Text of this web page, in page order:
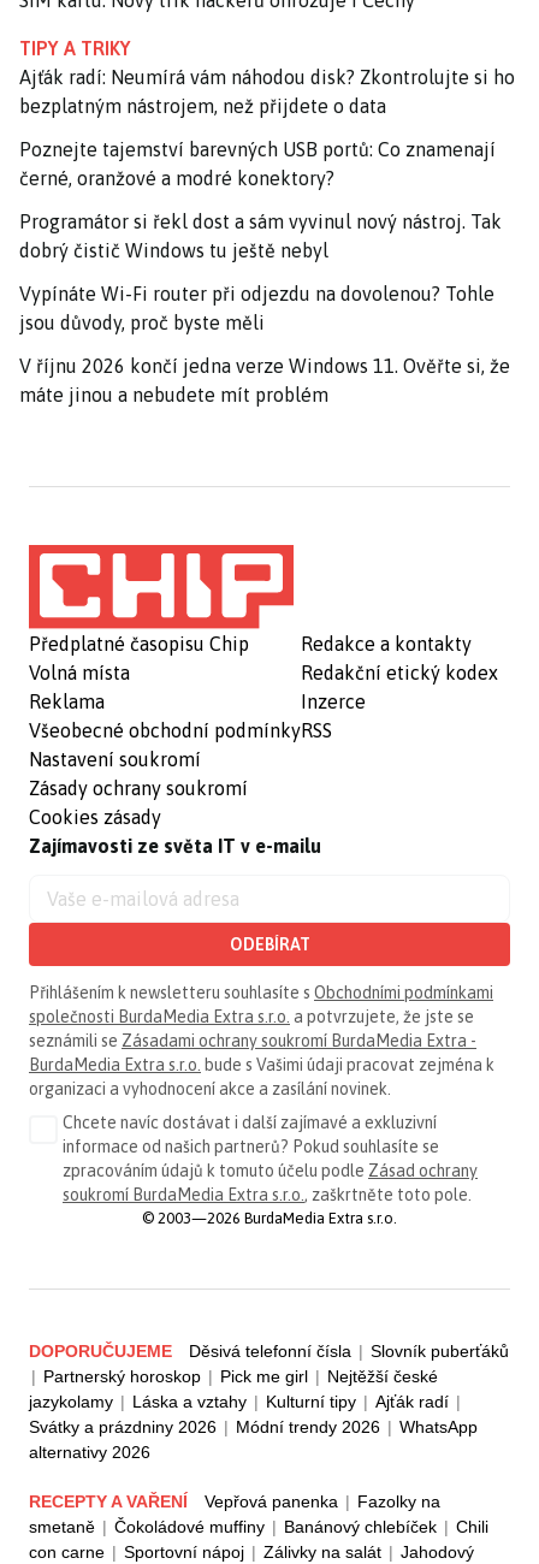
TIPY A TRIKY
Ajťák radí: Neumírá vám náhodou disk? Zkontrolujte si ho
bezplatným nástrojem, než přijdete o data
Poznejte tajemství barevných USB portů: Co znamenají
černé, oranžové a modré konektory?
Programátor si řekl dost a sám vyvinul nový nástroj. Tak
dobrý čistič Windows tu ještě nebyl
Vypínáte Wi-Fi router při odjezdu na dovolenou? Tohle
jsou důvody, proč byste měli
V říjnu 2026 končí jedna verze Windows 11. Ověřte si, že
máte jinou a nebudete mít problém
Předplatné časopisu Chip
Volná místa
Reklama
Všeobecné obchodní podmínky
Nastavení soukromí
Zásady ochrany soukromí
Cookies zásady
Redakce a kontakty
Redakční etický kodex
Inzerce
RSS
Zajímavosti ze světa IT v e-mailu
ODEBÍRAT
Přihlášením k newsletteru souhlasíte s Obchodními podmínkami
společnosti BurdaMedia Extra s.r.o. a potvrzujete, že jste se
seznámili se Zásadami ochrany soukromí BurdaMedia Extra -
BurdaMedia Extra s.r.o. bude s Vašimi údaji pracovat zejména k
organizaci a vyhodnocení akce a zasílání novinek.
Chcete navíc dostávat i další zajímavé a exkluzivní
informace od našich partnerů? Pokud souhlasíte se
zpracováním údajů k tomuto účelu podle Zásad ochrany
soukromí BurdaMedia Extra s.r.o., zaškrtněte toto pole.
© 2003—2026 BurdaMedia Extra s.r.o.
DOPORUČUJEME Děsivá telefonní čísla | Slovník puberťáků
| Partnerský horoskop | Pick me girl | Nejtěžší české
jazykolamy | Láska a vztahy | Kulturní tipy | Ajťák radí |
Svátky a prázdniny 2026 | Módní trendy 2026 | WhatsApp
alternativy 2026
RECEPTY A VAŘENÍ Vepřová panenka | Fazolky na
smetaně | Čokoládové muffiny | Banánový chlebíček | Chili
con carne | Sportovní nápoj | Zálivky na salát | Jahodový